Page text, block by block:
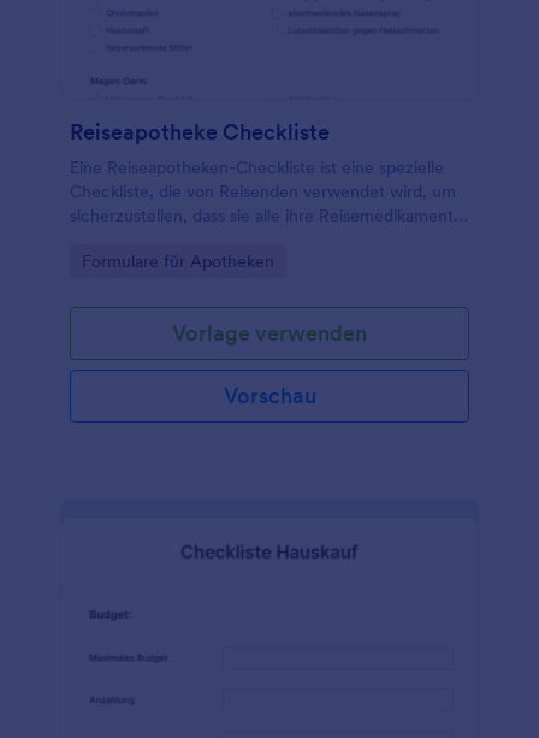
Reiseapotheke Checkliste
Eine Reiseapotheken-Checkliste ist eine spezielle
Checkliste, die von Reisenden verwendet wird, um
sicherzustellen, dass sie alle ihre Reisemedikamente
Go to Category:
Formulare für Apotheken
Vorlage verwenden
Vorschau